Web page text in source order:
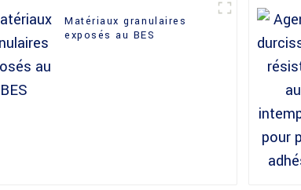
Matériaux granulaires
exposés au BES